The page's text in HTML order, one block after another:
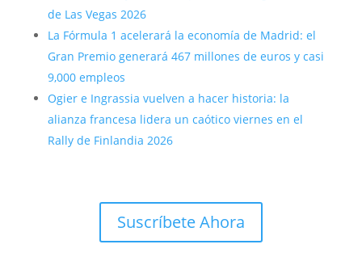
de Las Vegas 2026
La Fórmula 1 acelerará la economía de Madrid: el
Gran Premio generará 467 millones de euros y casi
9,000 empleos
Ogier e Ingrassia vuelven a hacer historia: la
alianza francesa lidera un caótico viernes en el
Rally de Finlandia 2026
Suscríbete Ahora